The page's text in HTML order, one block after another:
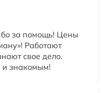
за помощь! Цены
Работают
свое дело.
и знакомым!